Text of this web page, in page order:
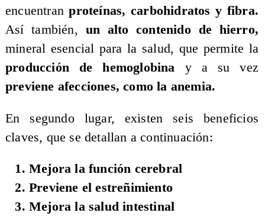
encuentranproteínas, carbohidratos y fibra.
Así también, un alto contenido de hierro,
mineral esencial para la salud, que permite la
producción de hemoglobina y a su vez
previene afecciones, como la anemia.
En segundo lugar, existen seis beneficios
claves, que se detallan a continuación:
Mejora la función cerebral
Previene el estreñimiento
Mejora la salud intestinal